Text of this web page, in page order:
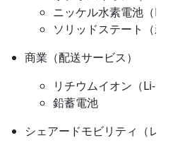
ニッケル水素電池（
ソリッドステート（新
商業（配送サービス）
リチウムイオン（Li-
鉛蓄電池
シェアードモビリティ（レ